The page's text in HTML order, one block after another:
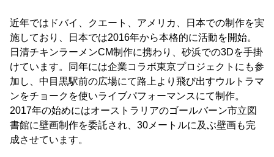
近年ではドバイ、クエート、アメリカ、日本での制作を実
施しており、日本では2016年から本格的に活動を開始。
日清チキンラーメンCM制作に携わり、砂浜での3Dを手掛
けています。同年には企業コラボ東京プロジェクトにも参
加し、中目黒駅前の広場にて路上より飛び出すウルトラマ
ンをチョークを使いライブパフォーマンスにて制作。
2017年の始めにはオーストラリアのゴールバーン市立図
書館に壁画制作を委託され、30メートルに及ぶ壁画も完
成させています。